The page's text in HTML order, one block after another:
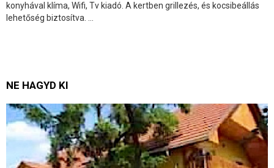
konyhával klíma, Wifi, Tv kiadó. A kertben grillezés, és kocsibeállás
lehetőség biztosítva. ...
NE HAGYD KI